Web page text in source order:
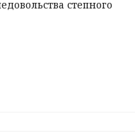
степного